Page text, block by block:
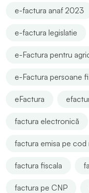
e-factura anaf 2023
e-factura legislatie
e-Factura pentru
e-Factura persoane
eFactura
factura electronică
factura emisa pe
factura fiscala
factura pe CNP